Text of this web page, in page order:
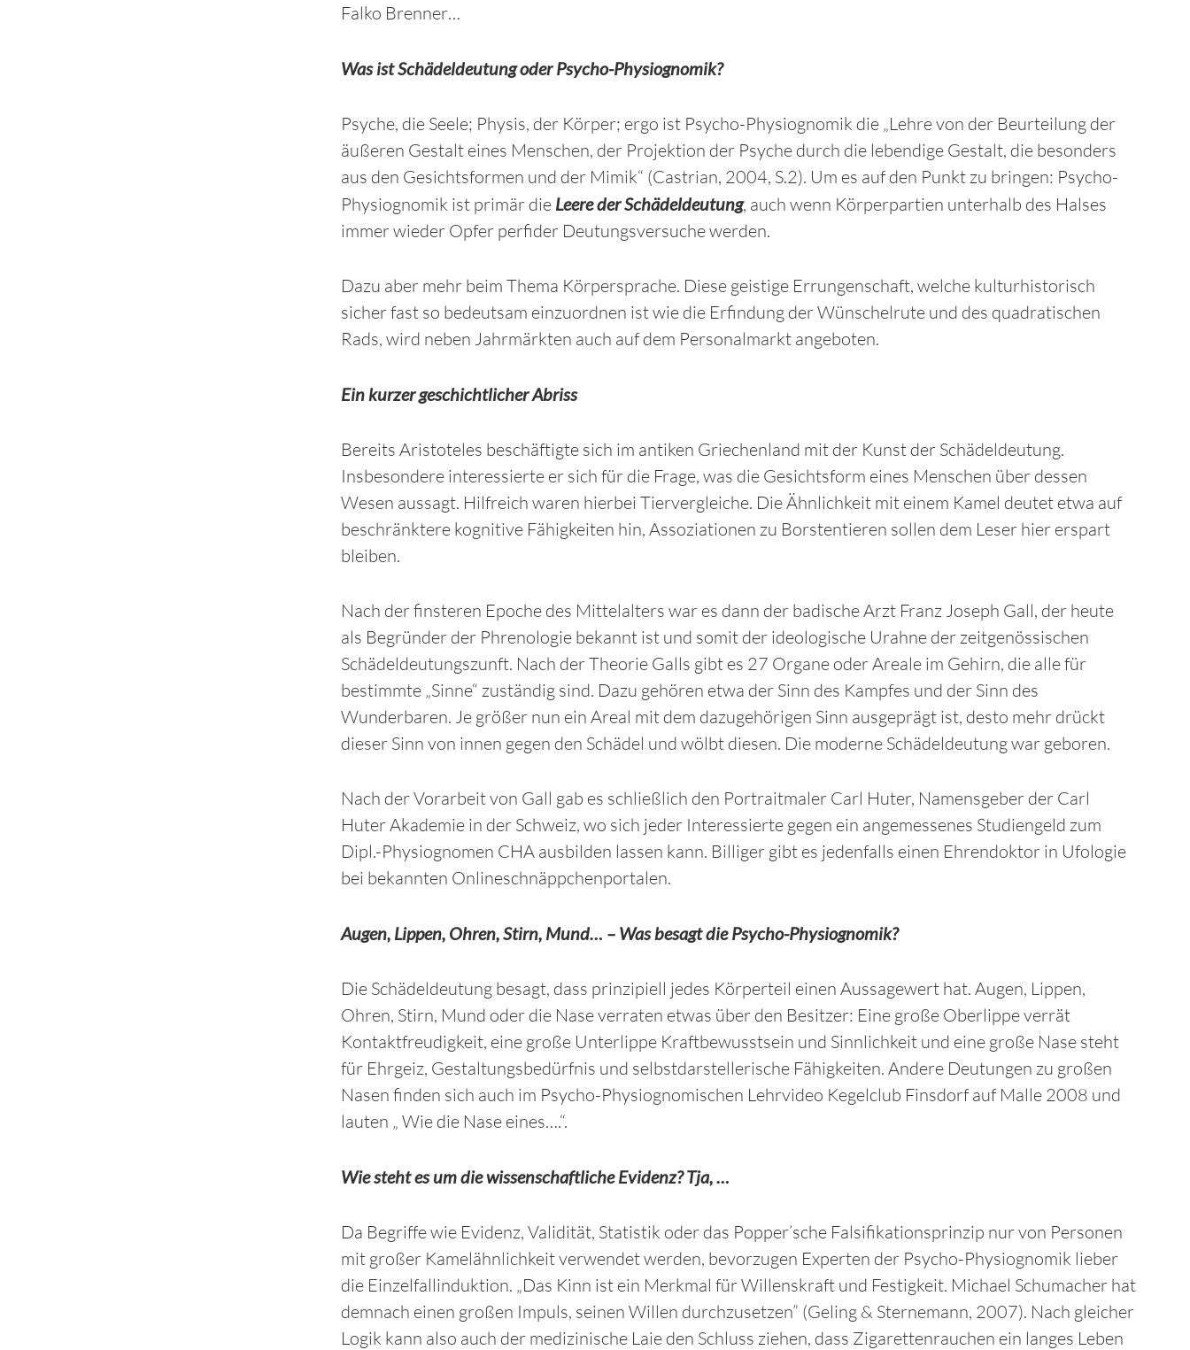
Falko Brenner…
Was ist Schädeldeutung oder Psycho-Physiognomik?
Psyche, die Seele; Physis, der Körper; ergo ist Psycho-Physiognomik die „Lehre von der Beurteilung der
äußeren Gestalt eines Menschen, der Projektion der Psyche durch die lebendige Gestalt, die besonders
aus den Gesichtsformen und der Mimik“ (Castrian, 2004, S.2). Um es auf den Punkt zu bringen: Psycho-
Physiognomik ist primär die Leere der Schädeldeutung, auch wenn Körperpartien unterhalb des Halses
immer wieder Opfer perfider Deutungsversuche werden.
Dazu aber mehr beim Thema Körpersprache. Diese geistige Errungenschaft, welche kulturhistorisch
sicher fast so bedeutsam einzuordnen ist wie die Erfindung der Wünschelrute und des quadratischen
Rads, wird neben Jahrmärkten auch auf dem Personalmarkt angeboten.
Ein kurzer geschichtlicher Abriss
Bereits Aristoteles beschäftigte sich im antiken Griechenland mit der Kunst der Schädeldeutung.
Insbesondere interessierte er sich für die Frage, was die Gesichtsform eines Menschen über dessen
Wesen aussagt. Hilfreich waren hierbei Tiervergleiche. Die Ähnlichkeit mit einem Kamel deutet etwa auf
beschränktere kognitive Fähigkeiten hin, Assoziationen zu Borstentieren sollen dem Leser hier erspart
bleiben.
Nach der finsteren Epoche des Mittelalters war es dann der badische Arzt Franz Joseph Gall, der heute
als Begründer der Phrenologie bekannt ist und somit der ideologische Urahne der zeitgenössischen
Schädeldeutungszunft. Nach der Theorie Galls gibt es 27 Organe oder Areale im Gehirn, die alle für
bestimmte „Sinne“ zuständig sind. Dazu gehören etwa der Sinn des Kampfes und der Sinn des
Wunderbaren. Je größer nun ein Areal mit dem dazugehörigen Sinn ausgeprägt ist, desto mehr drückt
dieser Sinn von innen gegen den Schädel und wölbt diesen. Die moderne Schädeldeutung war geboren.
Nach der Vorarbeit von Gall gab es schließlich den Portraitmaler Carl Huter, Namensgeber der Carl
Huter Akademie in der Schweiz, wo sich jeder Interessierte gegen ein angemessenes Studiengeld zum
Dipl.-Physiognomen CHA ausbilden lassen kann. Billiger gibt es jedenfalls einen Ehrendoktor in Ufologie
bei bekannten Onlineschnäppchenportalen.
Augen, Lippen, Ohren, Stirn, Mund… – Was besagt die Psycho-Physiognomik?
Die Schädeldeutung besagt, dass prinzipiell jedes Körperteil einen Aussagewert hat. Augen, Lippen,
Ohren, Stirn, Mund oder die Nase verraten etwas über den Besitzer: Eine große Oberlippe verrät
Kontaktfreudigkeit, eine große Unterlippe Kraftbewusstsein und Sinnlichkeit und eine große Nase steht
für Ehrgeiz, Gestaltungsbedürfnis und selbstdarstellerische Fähigkeiten. Andere Deutungen zu großen
Nasen finden sich auch im Psycho-Physiognomischen Lehrvideo Kegelclub Finsdorf auf Malle 2008 und
lauten „ Wie die Nase eines….“.
Wie steht es um die wissenschaftliche Evidenz? Tja, …
Da Begriffe wie Evidenz, Validität, Statistik oder das Popper’sche Falsifikationsprinzip nur von Personen
mit großer Kamelähnlichkeit verwendet werden, bevorzugen Experten der Psycho-Physiognomik lieber
die Einzelfallinduktion. „Das Kinn ist ein Merkmal für Willenskraft und Festigkeit. Michael Schumacher hat
demnach einen großen Impuls, seinen Willen durchzusetzen” (Geling & Sternemann, 2007). Nach gleicher
Logik kann also auch der medizinische Laie den Schluss ziehen, dass Zigarettenrauchen ein langes Leben